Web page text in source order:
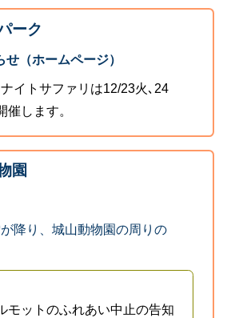
ーク
（ホームページ）
イトサファリは12/23火､24
催します。
園
降り、城山動物園の周りの
モットのふれあい中止の告知